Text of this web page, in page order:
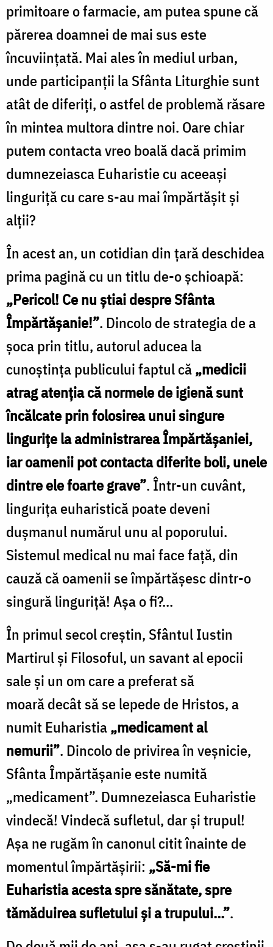
primitoare o farmacie, am putea spune că
părerea doamnei de mai sus este
încuviințată. Mai ales în mediul urban,
unde participanții la Sfânta Liturghie sunt
atât de diferiți, o astfel de problemă răsare
în mintea multora dintre noi. Oare chiar
putem contacta vreo boală dacă primim
dumnezeiasca Euharistie cu aceeași
linguriță cu care s-au mai împărtășit și
alții?
În acest an, un cotidian din țară deschidea
prima pagină cu un titlu de-o șchioapă:
„Pericol! Ce nu ştiai despre Sfânta
Împărtăşanie!”. Dincolo de strategia de a
șoca prin titlu, autorul aducea la
cunoștința publicului faptul că„medicii
atrag atenţia că normele de igienă sunt
încălcate prin folosirea unui singure
lingurițe la administrarea Împărtășaniei,
iar oamenii pot contacta diferite boli, unele
dintre ele foarte grave”. Într-un cuvânt,
lingurița euharistică poate deveni
dușmanul numărul unu al poporului.
Sistemul medical nu mai face față, din
cauză că oamenii se împărtășesc dintr-o
singură linguriță! Așa o fi?...
În primul secol creștin, Sfântul Iustin
Martirul și Filosoful, un savant al epocii
sale și un om care a preferat să
moară decât să se lepede de Hristos, a
numit Euharistia„medicament al
nemurii”. Dincolo de privirea în veșnicie,
Sfânta Împărtășanie este numită
„medicament”. Dumnezeiasca Euharistie
vindecă! Vindecă sufletul, dar și trupul!
Așa ne rugăm în canonul citit înainte de
momentul împărtășirii: „Să-mi fie
Euharistia acesta spre sănătate, spre
tămăduirea sufletului şi a trupului…”.